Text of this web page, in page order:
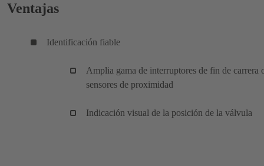
Ventajas
Identificación fiable
Amplia gama de interruptores de fin de carrera
sensores de proximidad
Indicación visual de la posición de la válvula